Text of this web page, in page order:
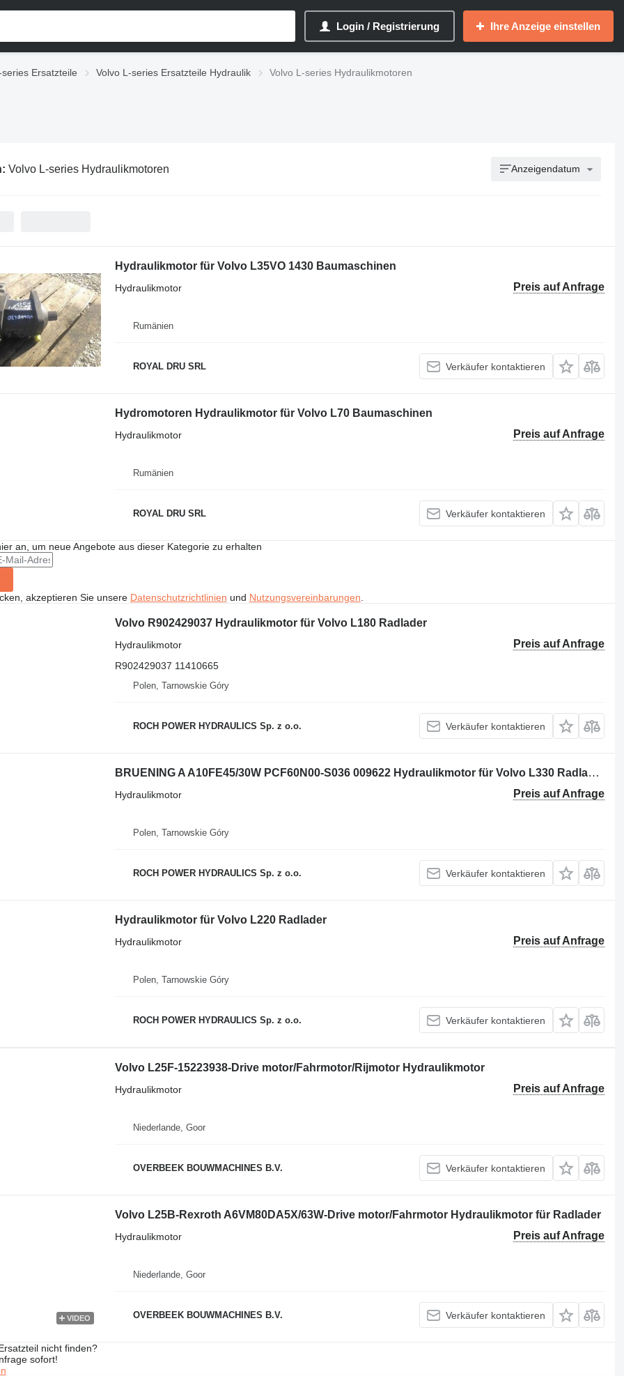
Login / Registrierung Ihre Anzeige einstellen
Ersatzteile Volvo L-series Ersatzteile Hydraulik Volvo L-series Hydraulikmotoren
Volvo L-series Hydraulikmotoren Anzeigendatum
Hydraulikmotor für Volvo L35VO 1430 Baumaschinen
Preis auf Anfrage
Hydraulikmotor
Rumänien
ROYAL DRU SRL Verkäufer kontaktieren
Hydromotoren Hydraulikmotor für Volvo L70 Baumaschinen
Preis auf Anfrage
Hydraulikmotor
Rumänien
ROYAL DRU SRL Verkäufer kontaktieren
an, um neue Angebote aus dieser Kategorie zu erhalten
akzeptieren Sie unsere Datenschutzrichtlinien und Nutzungsvereinbarungen
Volvo R902429037 Hydraulikmotor für Volvo L180 Radlader
Preis auf Anfrage
Hydraulikmotor
R902429037 11410665
Polen, Tarnowskie Góry
ROCH POWER HYDRAULICS Sp. z o.o. Verkäufer kontaktieren
BRUENING A A10FE45/30W PCF60N00-S036 009622 Hydraulikmotor für Volvo L330 Radlader
Preis auf Anfrage
Hydraulikmotor
Polen, Tarnowskie Góry
ROCH POWER HYDRAULICS Sp. z o.o. Verkäufer kontaktieren
Hydraulikmotor für Volvo L220 Radlader
Preis auf Anfrage
Hydraulikmotor
Polen, Tarnowskie Góry
ROCH POWER HYDRAULICS Sp. z o.o. Verkäufer kontaktieren
Volvo L25F-15223938-Drive motor/Fahrmotor/Rijmotor Hydraulikmotor
Preis auf Anfrage
Hydraulikmotor
Niederlande, Goor
OVERBEEK BOUWMACHINES B.V. Verkäufer kontaktieren
VIDEO
Volvo L25B-Rexroth A6VM80DA5X/63W-Drive motor/Fahrmotor Hydraulikmotor für Radlader
Preis auf Anfrage
Hydraulikmotor
Niederlande, Goor
OVERBEEK BOUWMACHINES B.V. Verkäufer kontaktieren
nicht finden?
sofort!